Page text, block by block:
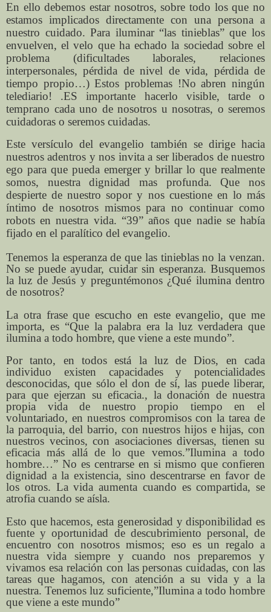
En ello debemos estar nosotros, sobre todo los que no
estamos implicados directamente con una persona a
nuestro cuidado. Para iluminar “las tinieblas” que los
envuelven, el velo que ha echado la sociedad sobre el
problema (dificultades laborales, relaciones
interpersonales, pérdida de nivel de vida, pérdida de
tiempo propio…) Estos problemas !No abren ningún
telediario! .ES importante hacerlo visible, tarde o
temprano cada uno de nosotros u nosotras, o seremos
cuidadoras o seremos cuidadas.
Este versículo del evangelio también se dirige hacia
nuestros adentros y nos invita a ser liberados de nuestro
ego para que pueda emerger y brillar lo que realmente
somos, nuestra dignidad mas profunda. Que nos
despierte de nuestro sopor y nos cuestione en lo más
íntimo de nosotros mismos para no continuar como
robots en nuestra vida. “39” años que nadie se había
fijado en el paralítico del evangelio.
Tenemos la esperanza de que las tinieblas no la venzan.
No se puede ayudar, cuidar sin esperanza. Busquemos
la luz de Jesús y preguntémonos ¿Qué ilumina dentro
de nosotros?
La otra frase que escucho en este evangelio, que me
importa, es “Que la palabra era la luz verdadera que
ilumina a todo hombre, que viene a este mundo”.
Por tanto, en todos está la luz de Dios, en cada
individuo existen capacidades y potencialidades
desconocidas, que sólo el don de sí, las puede liberar,
para que ejerzan su eficacia., la donación de nuestra
propia vida de nuestro propio tiempo en el
voluntariado, en nuestros compromisos con la tarea de
la parroquia, del barrio, con nuestros hijos e hijas, con
nuestros vecinos, con asociaciones diversas, tienen su
eficacia más allá de lo que vemos.”Ilumina a todo
hombre…” No es centrarse en si mismo que confieren
dignidad a la existencia, sino descentrarse en favor de
los otros. La vida aumenta cuando es compartida, se
atrofia cuando se aísla.
Esto que hacemos, esta generosidad y disponibilidad es
fuente y oportunidad de descubrimiento personal, de
encuentro con nosotros mismos; eso es un regalo a
nuestra vida siempre y cuando nos preparemos y
vivamos esa relación con las personas cuidadas, con las
tareas que hagamos, con atención a su vida y a la
nuestra. Tenemos luz suficiente,”Ilumina a todo hombre
que viene a este mundo”